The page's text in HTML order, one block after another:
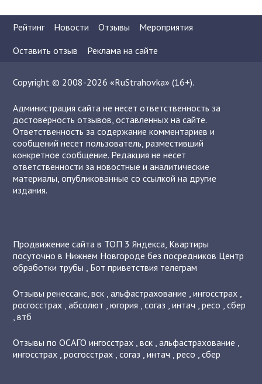
Рейтинг Новости Отзывы
Мероприятия
Оставить отзыв
Реклама на сайте
Copyright © 2008-2026 «RuStrahovka» (16+).
Администрация сайта не несет ответственность за
достоверность отзывов, оставленных на сайте.
Ответственность за содержание комментариев и
сообщений несет пользователь, разместивший
конкретное сообщение. Редакция не несет
ответственности за новостные и аналитические
материалы, опубликованные со ссылкой на другие
издания.
Продвижение сайта в ТОП 3 Яндекса, Квартиры
посуточно в Нижнем Новгороде без посредников Центр
обработки трубы , Бот приветствия телеграм
Отзывыренессанс,вск ,альфастрахование ,ингосстрах ,
росгосстрах ,абсолют ,югория ,согаз ,интач ,ресо ,сбер
,втб
Отзывы по ОСАГОингосстрах ,вск ,альфастрахование ,
ингосстрах ,росгосстрах ,согаз ,интач ,ресо ,сбер